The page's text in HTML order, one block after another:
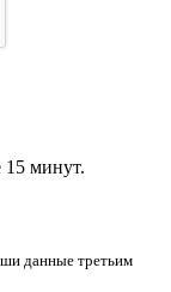
15 минут.
данные третьим